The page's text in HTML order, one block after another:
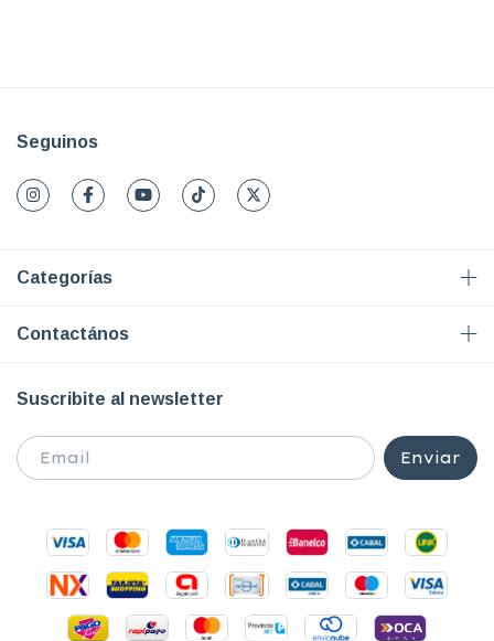
Seguinos
Categorías
Contactános
Suscribite al newsletter